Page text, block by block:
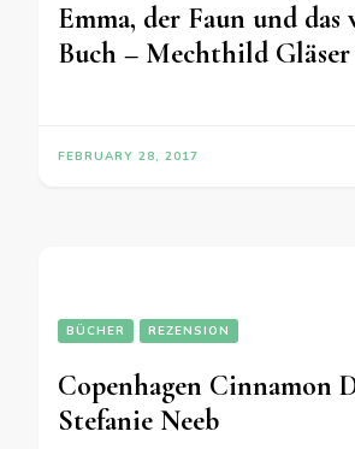
Emma, der Faun und das
Buch – Mechthild Gläser
FEBRUARY 28, 2017
BÜCHER REZENSION
Copenhagen Cinnamon
Stefanie Neeb